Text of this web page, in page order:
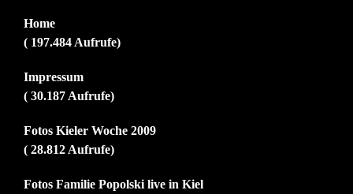
Home
( 197.484 Aufrufe)
Impressum
( 30.187 Aufrufe)
Fotos Kieler Woche 2009
( 28.812 Aufrufe)
Fotos Familie Popolski live in Kiel